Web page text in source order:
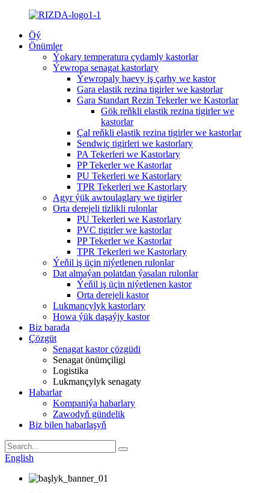
Öý
Önümler
Ýokary temperatura çydamly kastorlar
Ýewropa senagat kastorlary
Ýewropaly haevy iş çarhy we kastor
Gara elastik rezina tigirler we kastorlar
Gara Standart Rezin Tekerler we Kastorlar
Gök reňkli elastik rezina tigirler we
kastorlar
Çal reňkli elastik rezina tigirler we kastorlar
Sendwiç tigirleri we kastorlary
PA Tekerleri we Kastorlary
PP Tekerler we Kastorlar
PU Tekerleri we Kastorlary
TPR Tekerleri we Kastorlary
Agyr ýük awtoulaglary we tigirler
Orta derejeli tizlikli rulonlar
PU Tekerleri we Kastorlary
PVC tigirler we kastorlar
PP Tekerler we Kastorlar
TPR Tekerleri we Kastorlary
Ýeňil iş üçin niýetlenen rulonlar
Dat almaýan polatdan ýasalan rulonlar
Ýeňil iş üçin niýetlenen kastor
Orta derejeli kastor
Lukmançylyk kastorlary
Howa ýük daşaýjy kastor
Biz barada
Çözgüt
Senagat kastor çözgüdi
Senagat önümçiligi
Logistika
Lukmançylyk senagaty
Habarlar
Kompaniýa habarlary
Zawodyň gündelik
Biz bilen habarlaşyň
English